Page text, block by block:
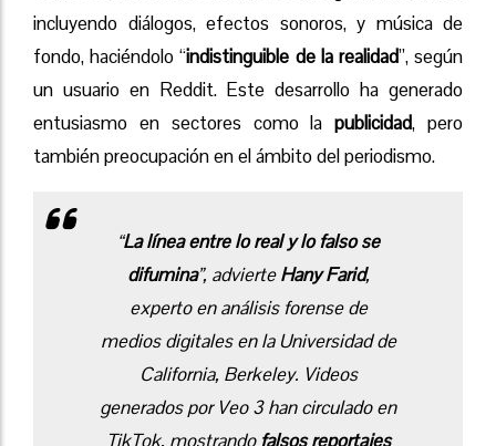
incluyendo diálogos, efectos sonoros, y música de
fondo, haciéndolo “indistinguible de la realidad”, según
un usuario en Reddit. Este desarrollo ha generado
entusiasmo en sectores como lapublicidad, pero
también preocupación en el ámbito del periodismo.
“La línea entre lo real y lo falso se
difumina”, advierteHany Farid,
experto en análisis forense de
medios digitales en la Universidad de
California, Berkeley. Videos
generados por Veo 3 han circulado en
TikTok, mostrandofalsos reportajes